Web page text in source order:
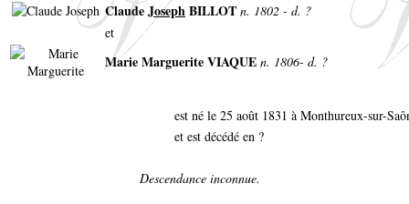
ClaudeJosephBILLOT n. 1802 - d. ?
et
Marie Marguerite VIAQUE n. 1806- d. ?
est né le 25 août 1831 à Monthureux-sur-
et est décédé en ?
Descendance inconnue.